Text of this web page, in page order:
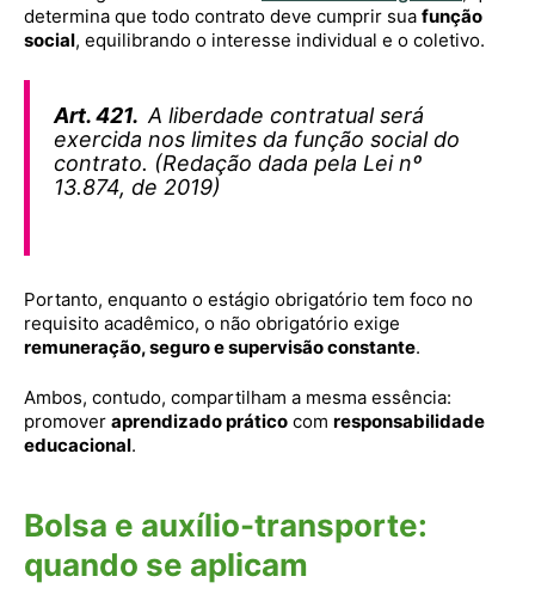
determina que todo contrato deve cumprir sua função
social, equilibrando o interesse individual e o coletivo.
Art. 421. A liberdade contratual será
exercida nos limites da função social do
contrato. (Redação dada pela Lei nº
13.874, de 2019)
Portanto, enquanto o estágio obrigatório tem foco no
requisito acadêmico, o não obrigatório exige
remuneração, seguro e supervisão constante.
Ambos, contudo, compartilham a mesma essência:
promover aprendizado prático com responsabilidade
educacional.
Bolsa e auxílio-transporte:
quando se aplicam